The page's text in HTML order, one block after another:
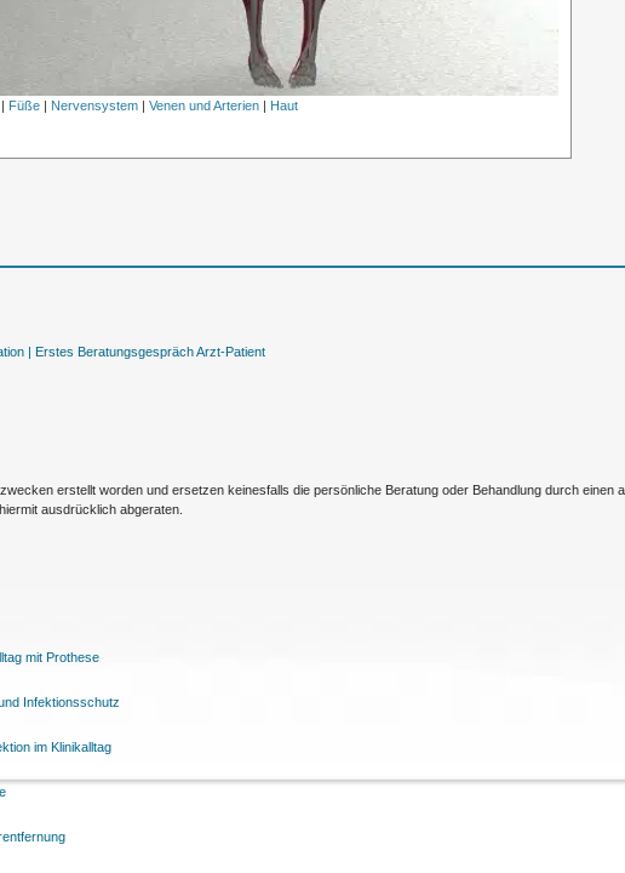
| Füße | Nervensystem |Venen und Arterien | Haut
| Erstes Beratungsgespräch Arzt-Patient
erstellt worden und ersetzen keinesfalls die persönliche Beratung oder Behandlung durch einen
ausdrücklich abgeraten.
mit Prothese
Infektionsschutz
im Klinikalltag